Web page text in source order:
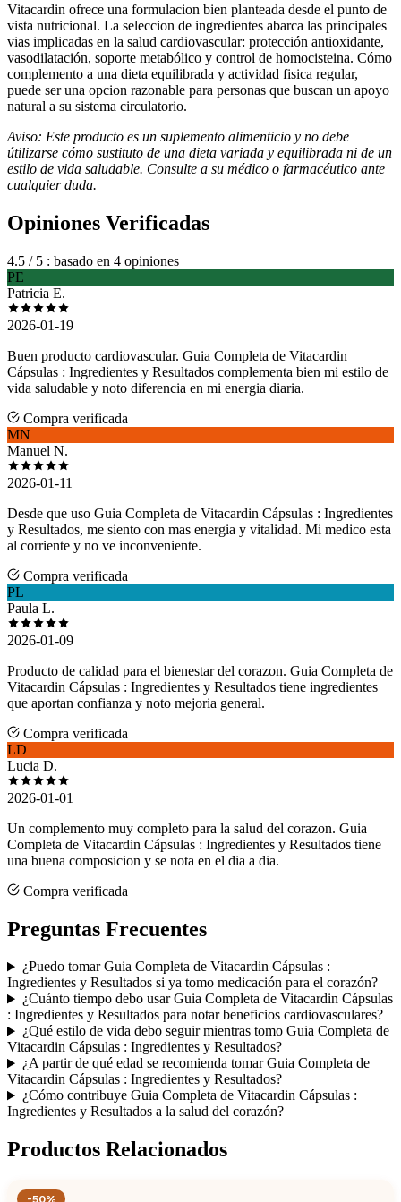
Vitacardin ofrece una formulacion bien planteada desde el punto de
vista nutricional. La seleccion de ingredientes abarca las principales
vias implicadas en la salud cardiovascular: protección antioxidante,
vasodilatación, soporte metabólico y control de homocisteina. Cómo
complemento a una dieta equilibrada y actividad fisica regular,
puede ser una opcion razonable para personas que buscan un apoyo
natural a su sistema circulatorio.
Aviso: Este producto es un suplemento alimenticio y no debe
útilizarse cómo sustituto de una dieta variada y equilibrada ni de un
estilo de vida saludable. Consulte a su médico o farmacéutico ante
cualquier duda.
Opiniones Verificadas
4.5 / 5 : basado en 4 opiniones
PE
Patricia E.
2026-01-19
Buen producto cardiovascular. Guia Completa de Vitacardin
Cápsulas : Ingredientes y Resultados complementa bien mi estilo de
vida saludable y noto diferencia en mi energia diaria.
Compra verificada
MN
Manuel N.
2026-01-11
Desde que uso Guia Completa de Vitacardin Cápsulas : Ingredientes
y Resultados, me siento con mas energia y vitalidad. Mi medico esta
al corriente y no ve inconveniente.
Compra verificada
PL
Paula L.
2026-01-09
Producto de calidad para el bienestar del corazon. Guia Completa de
Vitacardin Cápsulas : Ingredientes y Resultados tiene ingredientes
que aportan confianza y noto mejoria general.
Compra verificada
LD
Lucia D.
2026-01-01
Un complemento muy completo para la salud del corazon. Guia
Completa de Vitacardin Cápsulas : Ingredientes y Resultados tiene
una buena composicion y se nota en el dia a dia.
Compra verificada
Preguntas Frecuentes
¿Puedo tomar Guia Completa de Vitacardin Cápsulas :
Ingredientes y Resultados si ya tomo medicación para el corazón?
¿Cuánto tiempo debo usar Guia Completa de Vitacardin Cápsulas
: Ingredientes y Resultados para notar beneficios cardiovasculares?
¿Qué estilo de vida debo seguir mientras tomo Guia Completa de
Vitacardin Cápsulas : Ingredientes y Resultados?
¿A partir de qué edad se recomienda tomar Guia Completa de
Vitacardin Cápsulas : Ingredientes y Resultados?
¿Cómo contribuye Guia Completa de Vitacardin Cápsulas :
Ingredientes y Resultados a la salud del corazón?
Productos Relacionados
-50%